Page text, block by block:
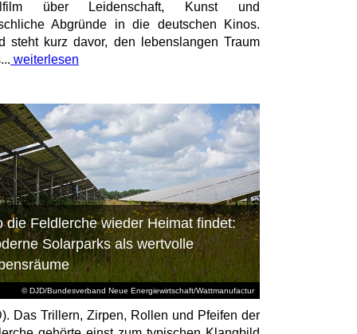
über Leidenschaft, Kunst und
Abgründe in die deutschen Kinos.
steht kurz davor, den lebenslangen Traum
weiterlesen
© DJD/Bundesverband Neue Energiewirtschaft/Wattmanufactur
die Feldlerche wieder Heimat findet:
Solarparks als wertvolle
Das Trillern, Zirpen, Rollen und Pfeifen der